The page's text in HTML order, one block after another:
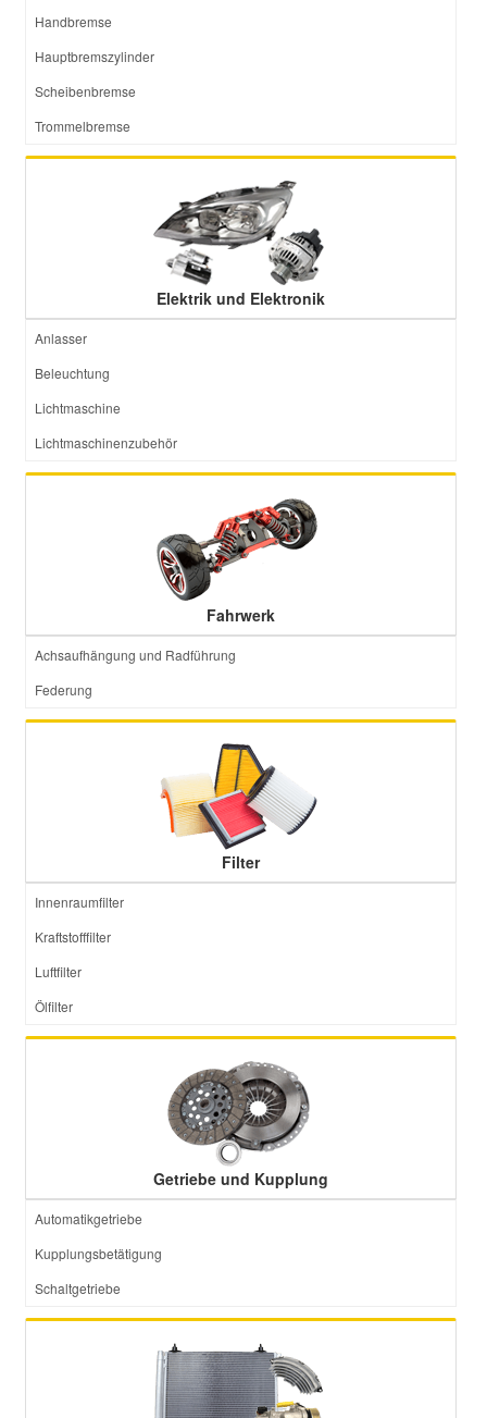
Handbremse
Hauptbremszylinder
Scheibenbremse
Trommelbremse
Elektrik und Elektronik
Anlasser
Beleuchtung
Lichtmaschine
Lichtmaschinenzubehör
Fahrwerk
Achsaufhängung und Radführung
Federung
Filter
Innenraumfilter
Kraftstofffilter
Luftfilter
Ölfilter
Getriebe und Kupplung
Automatikgetriebe
Kupplungsbetätigung
Schaltgetriebe